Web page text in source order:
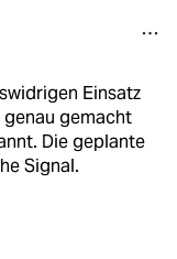
Einsatz
gemacht
Die geplante
Signal.